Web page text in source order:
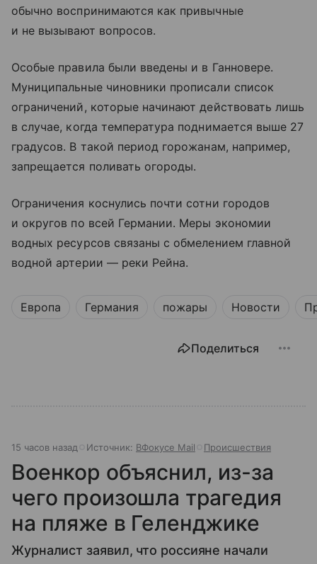
обычно воспринимаются как привычные
и не вызывают вопросов.
Особые правила были введены и в Ганновере.
Муниципальные чиновники прописали список
ограничений, которые начинают действовать лишь
в случае, когда температура поднимается выше 27
градусов. В такой период горожанам, например,
запрещается поливать огороды.
Ограничения коснулись почти сотни городов
и округов по всей Германии. Меры экономии
водных ресурсов связаны с обмелением главной
водной артерии — реки Рейна.
Европа Германия пожары Новости
Поделиться
15 часов назад Источник: ВФокусе Mail Происшествия
Военкор объяснил, из-за
чего произошла трагедия
на пляже в Геленджике
Журналист заявил, что россияне начали